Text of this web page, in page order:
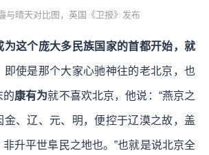
与晴天对比图，英国《卫报》发布
为这个庞大多民族国家的首都开始，就
即使是那个大家心驰神往的老北京，也
的康有为就不喜欢北京，他说：“燕京之
金、辽、元、明，便控于辽漠之故，盖
升平世阜民之地也。”也就是说北京全